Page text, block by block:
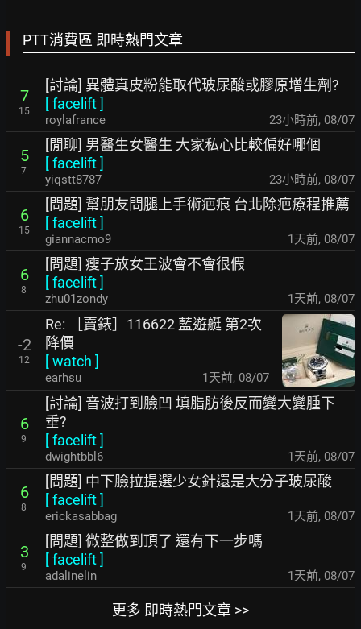
PTT消費區 即時熱門文章
7
15
[討論] 異體真皮粉能取代玻尿酸或膠原增生劑?
[facelift]
roylafrance 23小時前, 08/07
5
7
[閒聊] 男醫生女醫生 大家私心比較偏好哪個
[facelift]
yiqstt8787 23小時前, 08/07
6
15
[問題] 幫朋友問腿上手術疤痕 台北除疤療程推薦
[facelift]
giannacmo9 1天前, 08/07
6
8
[問題] 瘦子放女王波會不會很假
[facelift]
zhu01zondy 1天前, 08/07
-2
12
Re: ［賣錶］116622 藍遊艇 第2次
降價
[watch ]
earhsu 1天前, 08/07
6
9
[討論] 音波打到臉凹 填脂肪後反而變大變腫下
垂?
[facelift]
dwightbbl6 1天前, 08/07
6
8
[問題] 中下臉拉提選少女針還是大分子玻尿酸
[facelift]
erickasabbag 1天前, 08/07
3
9
[問題] 微整做到頂了 還有下一步嗎
[facelift]
adalinelin 1天前, 08/07
更多 即時熱門文章 >>